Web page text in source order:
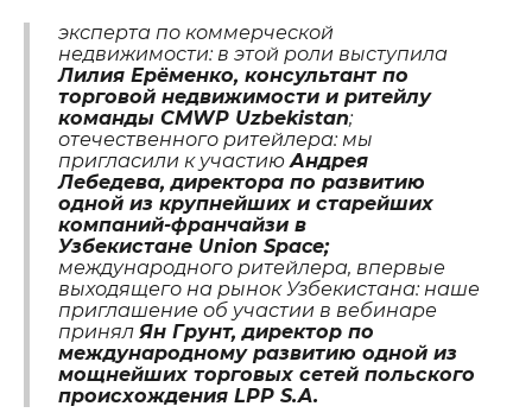
эксперта по коммерческой
недвижимости: в этой роли выступила
Лилия Ерёменко, консультант по
торговой недвижимости и ритейлу
команды CMWP Uzbekistan;
отечественного ритейлера: мы
пригласили к участию Андрея
Лебедева, директора по развитию
одной из крупнейших и старейших
компаний-франчайзи в
Узбекистане Union Space;
международного ритейлера, впервые
выходящего на рынок Узбекистана: наше
приглашение об участии в вебинаре
принял Ян Грунт, директор по
международному развитию одной из
мощнейших торговых сетей польского
происхождения LPP S.A.